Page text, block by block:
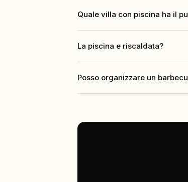
affollate.
Quale villa con piscina ha il
La piscina e riscaldata?
mite.
Posso organizzare un